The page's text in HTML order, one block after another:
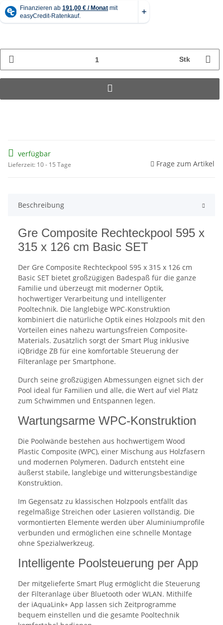
Stk
verfügbar
Lieferzeit: 10 - 15 Tage Frage zum Artikel
Beschreibung
Gre Composite Rechteckpool 595 x
315 x 126 cm Basic SET
Der Gre Composite Rechteckpool 595 x 315 x 126 cm
Basic SET bietet großzügigen Badespaß für die ganze
Familie und überzeugt mit moderner Optik,
hochwertiger Verarbeitung und intelligenter
Pooltechnik. Die langlebige WPC-Konstruktion
kombiniert die natürliche Optik eines Holzpools mit den
Vorteilen eines nahezu wartungsfreien Composite-
Materials. Zusätzlich sorgt der Smart Plug inklusive
iQBridge ZB für eine komfortable Steuerung der
Filteranlage per Smartphone.
Durch seine großzügigen Abmessungen eignet sich der
Pool ideal für Familien und alle, die Wert auf viel Platz
zum Schwimmen und Entspannen legen.
Wartungsarme WPC-Konstruktion
Die Poolwände bestehen aus hochwertigem Wood
Plastic Composite (WPC), einer Mischung aus Holzfasern
und modernen Polymeren. Dadurch entsteht eine
äußerst stabile, langlebige und witterungsbeständige
Konstruktion.
Im Gegensatz zu klassischen Holzpools entfällt das
regelmäßige Streichen oder Lasieren vollständig. Die
vormontierten Elemente werden über Aluminiumprofile
verbunden und ermöglichen eine schnelle Montage
ohne Spezialwerkzeug.
Intelligente Poolsteuerung per App
Der mitgelieferte Smart Plug ermöglicht die Steuerung
der Filteranlage über Bluetooth oder WLAN. Mithilfe
der iAquaLink+ App lassen sich Zeitprogramme
bequem einstellen und die gesamte Pooltechnik